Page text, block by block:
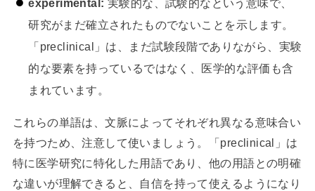
experimental: 実験的な、試験的なという意味で、
研究がまだ確立されたものでないことを示します。
「preclinical」は、まだ試験段階でありながら、実験
的な要素を持っているではなく、医学的な評価も含
まれています。
これらの単語は、文脈によってそれぞれ異なる意味合い
を持つため、注意して使いましょう。「preclinical」は
特に医学研究に特化した用語であり、他の用語との明確
な違いが理解できると、自信を持って使えるようになり